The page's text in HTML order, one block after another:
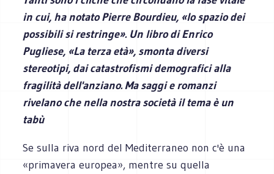
in cui, ha notato Pierre Bourdieu, «lo spazio dei
possibili si restringe». Un libro di Enrico
Pugliese, «La terza età», smonta diversi
stereotipi, dai catastrofismi demografici alla
fragilità dell'anziano. Ma saggi e romanzi
rivelano che nella nostra società il tema è un
tabù
Se sulla riva nord del Mediterraneo non c'è una
«primavera europea», mentre su quella